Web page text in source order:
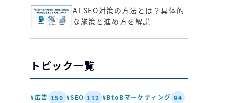
AI SEO対策の方法とは？具体的
な施策と進め方を解説
トピック一覧
#広告 150 #SEO 112 #BtoBマーケティング 94